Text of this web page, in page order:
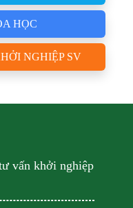
HỌC
NGHIỆP SV
vấn khởi nghiệp